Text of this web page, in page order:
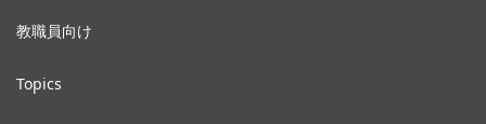
教職員向け
Topics